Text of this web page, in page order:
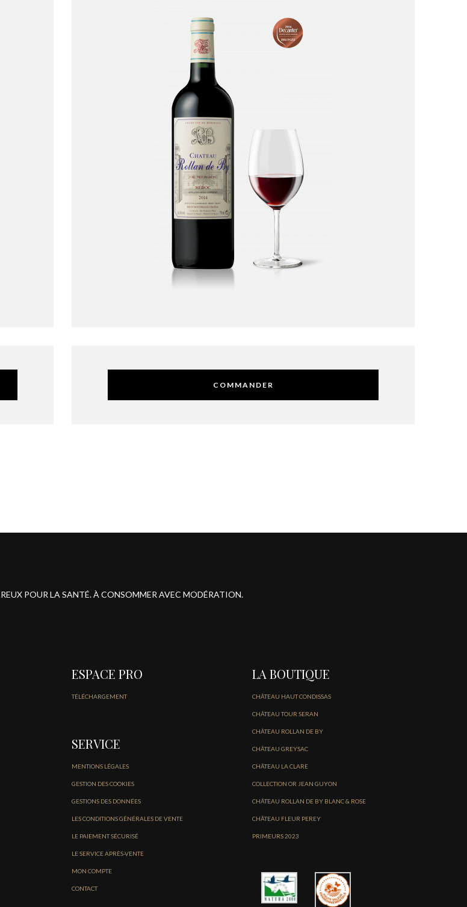
COMMANDER
POUR LA SANTÉ. À CONSOMMER AVEC MODÉRATION.
ESPACE PRO
TÉLÉCHARGEMENT
SERVICE
MENTIONS LÉGALES
GESTION DES COOKIES
GESTIONS DES DONNÉES
LES CONDITIONS GÉNÉRALES DE VENTE
LE PAIEMENT SÉCURISÉ
LE SERVICE APRÈS-VENTE
MON COMPTE
CONTACT
LA BOUTIQUE
CHÂTEAU HAUT CONDISSAS
CHÂTEAU TOUR SERAN
CHÂTEAU ROLLAN DE BY
CHÂTEAU GREYSAC
CHÂTEAU LA CLARE
COLLECTION OR JEAN GUYON
CHÂTEAU ROLLAN DE BY BLANC & ROSE
CHÂTEAU FLEUR PEREY
PRIMEURS 2023